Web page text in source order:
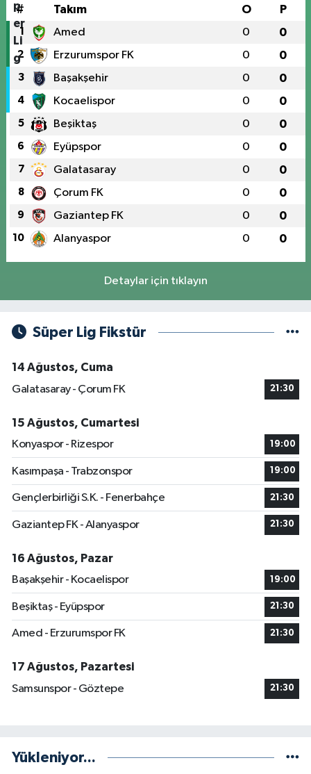
# Takım O P
1 Amed 0 0
2 Erzurumspor FK 0 0
3 Başakşehir 0 0
4 Kocaelispor 0 0
5 Beşiktaş 0 0
6 Eyüpspor 0 0
7 Galatasaray 0 0
8 Çorum FK 0 0
9 Gaziantep FK 0 0
10 Alanyaspor 0 0
Detaylar için tıklayın
Süper Lig Fikstür
14 Ağustos, Cuma
Galatasaray - Çorum FK
21:30
15 Ağustos, Cumartesi
Konyaspor - Rizespor
19:00
Kasımpaşa - Trabzonspor 19:00
Gençlerbirliği S.K. - Fenerbahçe 21:30
Gaziantep FK - Alanyaspor 21:30
16 Ağustos, Pazar
Başakşehir - Kocaelispor
19:00
Beşiktaş - Eyüpspor 21:30
Amed - Erzurumspor FK 21:30
17 Ağustos, Pazartesi
Samsunspor - Göztepe
21:30
Yükleniyor...